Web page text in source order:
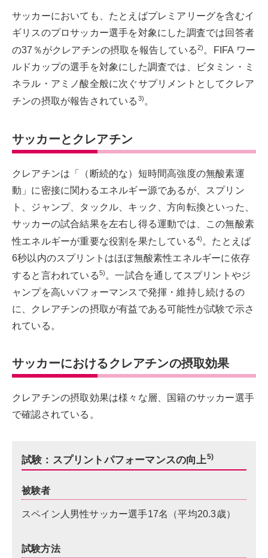
サッカーにおいても、たとえばプレミアリーグを含むイ
ギリスのプロサッカー選手を対象にした調査では回答者
の37％がクレアチンの摂取を報告している2) 。FIFA ワー
ルドカップの選手を対象にした調査では、ビタミン・ミ
ネラル・アミノ酸全般に次ぐサプリメントとしてクレア
チンの摂取が報告されている 3)。
サッカーとクレアチン
クレアチンは「（断続的な）短時間高強度の無酸素運
動」に密接に関わるエネルギー源であるが、スプリン
ト、ジャンプ、タックル、キック、方向転換といった、
サッカーの試合結果を左右し得る運動では、この無酸素
性エネルギーが重要な役割を果たしている4) 。たとえば
6秒以内のスプリントはほぼ無酸素性エネルギーに依存
すると言われている5) 。一試合を通してスプリントやジ
ャンプを高いパフォーマンスで発揮・維持し続けるの
に、クレアチンの摂取が有益である可能性が試験で示さ
れている。
サッカーにおけるクレアチンの摂取効果
クレアチンの摂取効果は様々な層、国籍のサッカー選手
で確認されている。
試験：スプリントパフォーマンスの向上5)
被験者
スペイン人男性サッカー選手17名（平均20.3歳）
試験方法